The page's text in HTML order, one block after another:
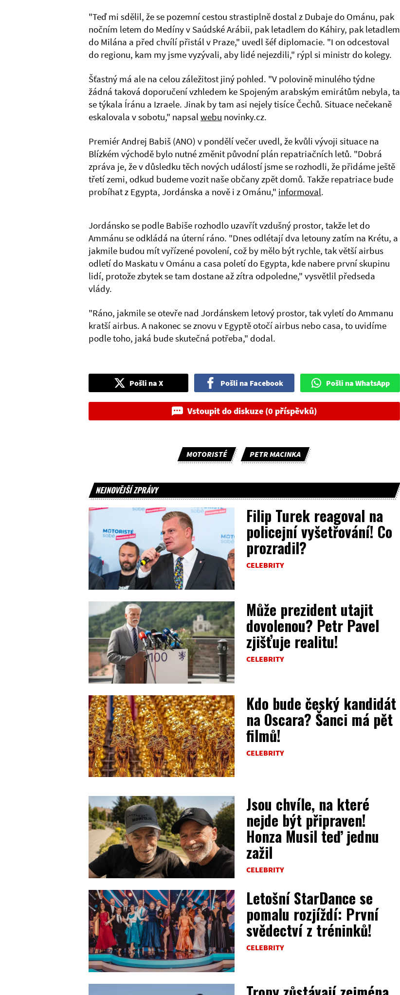
"Teď mi sdělil, že se pozemní cestou strastiplně dostal z Dubaje do Ománu, pak
nočním letem do Medíny v Saúdské Arábii, pak letadlem do Káhiry, pak letadlem
do Milána a před chvílí přistál v Praze," uvedl šéf diplomacie. "I on odcestoval
do regionu, kam my jsme vyzývali, aby lidé nejezdili," rýpl si ministr do kolegy.
Šťastný má ale na celou záležitost jiný pohled. "V polovině minulého týdne
žádná taková doporučení vzhledem ke Spojeným arabským emirátům nebyla, ta
se týkala Íránu a Izraele. Jinak by tam asi nejely tisíce Čechů. Situace nečekaně
eskalovala v sobotu," napsal webu novinky.cz.
Premiér Andrej Babiš (ANO) v pondělí večer uvedl, že kvůli vývoji situace na
Blízkém východě bylo nutné změnit původní plán repatriačních letů. "Dobrá
zpráva je, že v důsledku těch nových událostí jsme se rozhodli, že přidáme ještě
třetí zemi, odkud budeme vozit naše občany zpět domů. Takže repatriace bude
probíhat z Egypta, Jordánska a nově i z Ománu," informoval.
Jordánsko se podle Babiše rozhodlo uzavřít vzdušný prostor, takže let do
Ammánu se odkládá na úterní ráno. "Dnes odlétají dva letouny zatím na Krétu, a
jakmile budou mít vyřízené povolení, což by mělo být rychle, tak větší airbus
odletí do Maskatu v Ománu a casa poletí do Egypta, kde nabere první skupinu
lidí, protože zbytek se tam dostane až zítra odpoledne," vysvětlil předseda
vlády.
"Ráno, jakmile se otevře nad Jordánskem letový prostor, tak vyletí do Ammanu
kratší airbus. A nakonec se znovu v Egyptě otočí airbus nebo casa, to uvidíme
podle toho, jaká bude skutečná potřeba," dodal.
Pošli na X Pošli na Facebook Pošli na WhatsApp
Vstoupit do diskuze (0 příspěvků)
MOTORISTÉ PETR MACINKA
NEJNOVĚJŠÍ ZPRÁVY
Filip Turek reagoval na
policejní vyšetřování! Co
prozradil?
CELEBRITY
Může prezident utajit
dovolenou? Petr Pavel
zjišťuje realitu!
CELEBRITY
Kdo bude český kandidát
na Oscara? Šanci má pět
filmů!
CELEBRITY
Jsou chvíle, na které
nejde být připraven!
Honza Musil teď jednu
zažil
CELEBRITY
Letošní StarDance se
pomalu rozjíždí: První
svědectví z tréninků!
CELEBRITY